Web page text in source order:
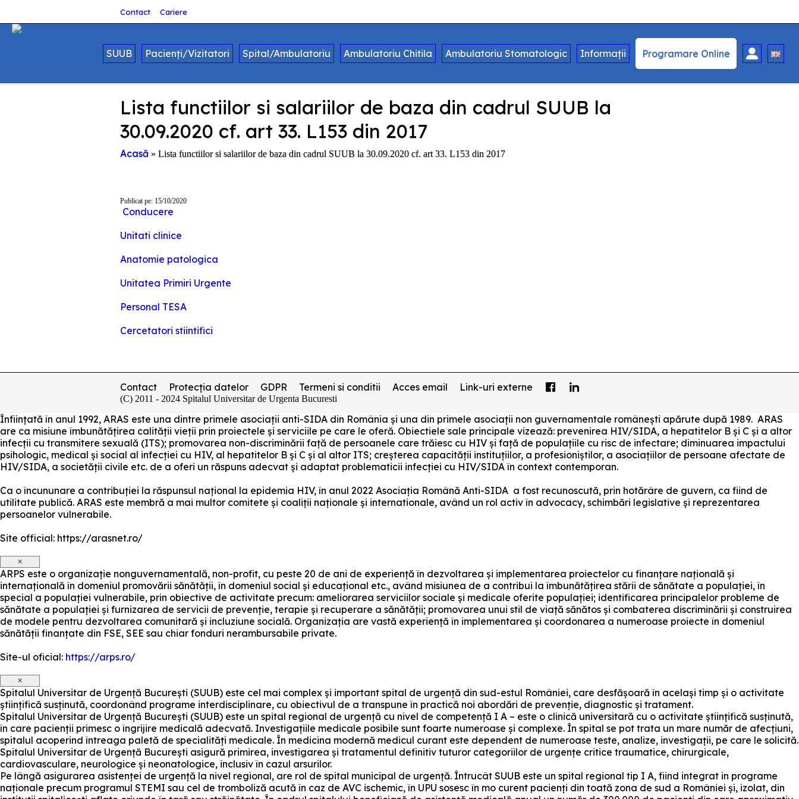
Contact Cariere
SUUB Pacienți/Vizitatori Spital/Ambulatoriu Ambulatoriu Chitila Ambulatoriu Stomatologic Informații Programare Online
Lista functiilor si salariilor de baza din cadrul SUUB la
30.09.2020 cf. art 33. L153 din 2017
Acasă » Lista functiilor si salariilor de baza din cadrul SUUB la 30.09.2020 cf. art 33. L153 din 2017
Publicat pe: 15/10/2020
Conducere
Unitati clinice
Anatomie patologica
Unitatea Primiri Urgente
Personal TESA
Cercetatori stiintifici
Contact Protecția datelor GDPR Termeni si conditii Acces email Link-uri externe
(C) 2011 - 2024 Spitalul Universitar de Urgenta Bucuresti
Înființată în anul 1992, ARAS este una dintre primele asociații anti-SIDA din România și una din primele asociații non guvernamentale românești apărute după 1989. ARAS
are ca misiune îmbunătățirea calității vieții prin proiectele și serviciile pe care le oferă. Obiectiele sale principale vizează: prevenirea HIV/SIDA, a hepatitelor B și C și a altor
infecții cu transmitere sexuală (ITS); promovarea non-discriminării față de persoanele care trăiesc cu HIV și față de populațiile cu risc de infectare; diminuarea impactului
psihologic, medical și social al infecției cu HIV, al hepatitelor B și C și al altor ITS; creșterea capacității instituțiilor, a profesioniștilor, a asociațiilor de persoane afectate de
HIV/SIDA, a societății civile etc. de a oferi un răspuns adecvat și adaptat problematicii infecției cu HIV/SIDA în context contemporan.
Ca o încununare a contribuției la răspunsul național la epidemia HIV, în anul 2022 Asociația Română Anti-SIDA a fost recunoscută, prin hotărâre de guvern, ca fiind de
utilitate publică. ARAS este membră a mai multor comitete și coaliții naționale și internationale, având un rol activ în advocacy, schimbări legislative și reprezentarea
persoanelor vulnerabile.
Site official: https://arasnet.ro/
×
ARPS este o organizație nonguvernamentală, non-profit, cu peste 20 de ani de experiență în dezvoltarea și implementarea proiectelor cu finanțare națională și
internațională în domeniul promovării sănătății, în domeniul social și educațional etc., având misiunea de a contribui la îmbunătățirea stării de sănătate a populației, în
special a populației vulnerabile, prin obiective de activitate precum: ameliorarea serviciilor sociale și medicale oferite populației; identificarea principalelor probleme de
sănătate a populației și furnizarea de servicii de prevenție, terapie și recuperare a sănătății; promovarea unui stil de viață sănătos și combaterea discriminării și construirea
de modele pentru dezvoltarea comunitară și incluziune socială. Organizația are vastă experiență în implementarea și coordonarea a numeroase proiecte în domeniul
sănătății finanțate din FSE, SEE sau chiar fonduri nerambursabile private.
Site-ul oficial: https://arps.ro/
×
Spitalul Universitar de Urgență București (SUUB) este cel mai complex și important spital de urgență din sud-estul României, care desfășoară în același timp și o activitate
științifică susținută, coordonând programe interdisciplinare, cu obiectivul de a transpune în practică noi abordări de prevenție, diagnostic și tratament.
Spitalul Universitar de Urgență București (SUUB) este un spital regional de urgență cu nivel de competență I A – este o clinică universitară cu o activitate științifică susținută,
în care pacienții primesc o îngrijire medicală adecvată. Investigațiile medicale posibile sunt foarte numeroase și complexe. În spital se pot trata un mare număr de afecțiuni,
spitalul acoperind întreaga paletă de specialități medicale. În medicina modernă medicul curant este dependent de numeroase teste, analize, investigații, pe care le solicită.
Spitalul Universitar de Urgență București asigură primirea, investigarea și tratamentul definitiv tuturor categoriilor de urgențe critice traumatice, chirurgicale,
cardiovasculare, neurologice și neonatologice, inclusiv în cazul arsurilor.
Pe lângă asigurarea asistenței de urgență la nivel regional, are rol de spital municipal de urgență. Întrucât SUUB este un spital regional tip I A, fiind integrat in programe
naționale precum programul STEMI sau cel de tromboliză acută în caz de AVC ischemic, în UPU sosesc în mo curent pacienți din toată zona de sud a României și, izolat, din